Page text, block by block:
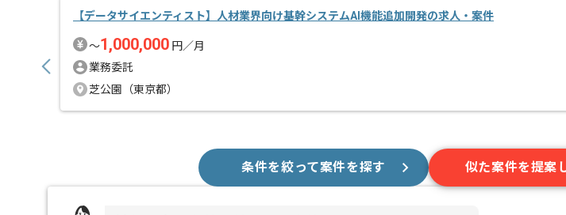
【データサイエンティスト】人材業界向け基幹システムAI機能追加開発の求人・案件
〜1,000,000 円／月
業務委託
芝公園（東京都）
条件を絞って案件を探す 似た案件を提案